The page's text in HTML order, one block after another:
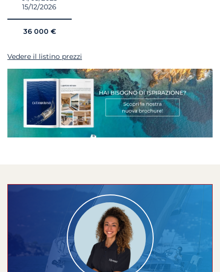
15/12/2026
36 000 €
Vedere il listino prezzi